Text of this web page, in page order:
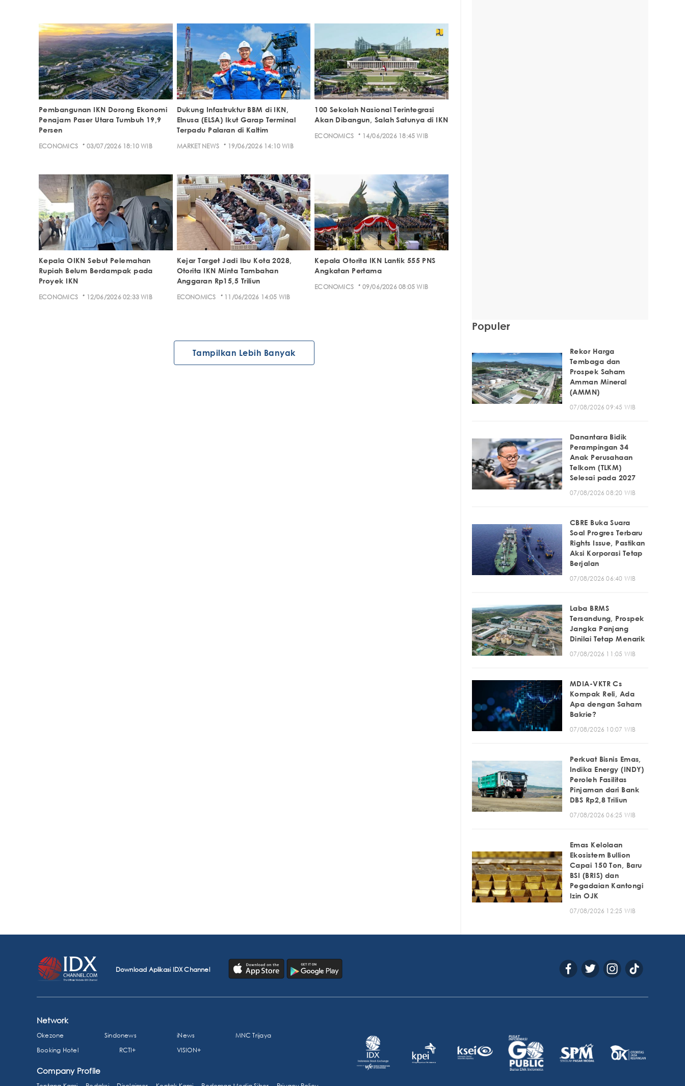
Pembangunan IKN Dorong Ekonomi
Penajam Paser Utara Tumbuh 19,9
Persen
ECONOMICS · 03/07/2026 18:10 WIB
Dukung Infastruktur BBM di IKN,
Elnusa (ELSA) Ikut Garap Terminal
Terpadu Palaran di Kaltim
MARKET NEWS · 19/06/2026 14:10 WIB
100 Sekolah Nasional Terintegrasi
Akan Dibangun, Salah Satunya di IKN
ECONOMICS · 14/06/2026 18:45 WIB
Kepala OIKN Sebut Pelemahan
Rupiah Belum Berdampak pada
Proyek IKN
ECONOMICS · 12/06/2026 02:33 WIB
Kejar Target Jadi Ibu Kota 2028,
Otorita IKN Minta Tambahan
Anggaran Rp15,5 Triliun
ECONOMICS · 11/06/2026 14:05 WIB
Kepala Otorita IKN Lantik 555 PNS
Angkatan Pertama
ECONOMICS · 09/06/2026 08:05 WIB
Tampilkan Lebih Banyak
Populer
Rekor Harga
Tembaga dan
Prospek Saham
Amman Mineral
(AMMN)
07/08/2026 09:45 WIB
Danantara Bidik
Perampingan 34
Anak Perusahaan
Telkom (TLKM)
Selesai pada 2027
07/08/2026 08:20 WIB
CBRE Buka Suara
Soal Progres Terbaru
Rights Issue, Pastikan
Aksi Korporasi Tetap
Berjalan
07/08/2026 06:40 WIB
Laba BRMS
Tersandung, Prospek
Jangka Panjang
Dinilai Tetap Menarik
07/08/2026 11:05 WIB
MDIA-VKTR Cs
Kompak Reli, Ada
Apa dengan Saham
Bakrie?
07/08/2026 10:07 WIB
Perkuat Bisnis Emas,
Indika Energy (INDY)
Peroleh Fasilitas
Pinjaman dari Bank
DBS Rp2,8 Triliun
07/08/2026 06:25 WIB
Emas Kelolaan
Ekosistem Bullion
Capai 150 Ton, Baru
BSI (BRIS) dan
Pegadaian Kantongi
Izin OJK
07/08/2026 12:25 WIB
Download Aplikasi IDX Channel
Network
Okezone Sindonews iNews
MNC Trijaya
Booking Hotel
RCTI+ VISION+
Company Profile